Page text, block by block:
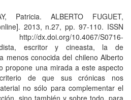
Patricia. ALBERTO FUGUET,
2013, n.27, pp. 97-110. ISSN
10.4067/S0716-
escritor y cineasta, la de
menos conocida del chileno Alberto
propone una mirada a este aspecto
de que sus crónicas nos
no sólo para complementar el
sino también y sobre todo, para